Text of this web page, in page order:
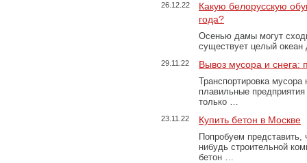
26.12.22
Какую белорусскую
года?
Осенью дамы могут
существует целый
29.11.22 Вывоз мусора и
Транспортировка
плавильные
только …
23.11.22 Купить бетон в Москве
Попробуем представить,
нибудь строительной
бетон …